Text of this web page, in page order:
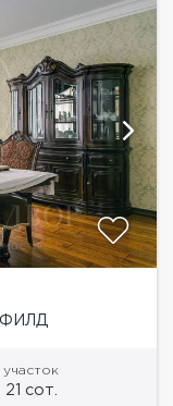
участок
21 сот.